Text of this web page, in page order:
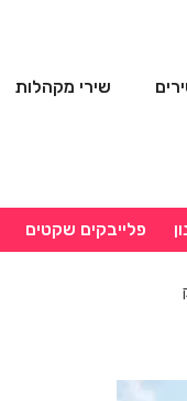
שירי מקהלות
פלייבקים שקטים